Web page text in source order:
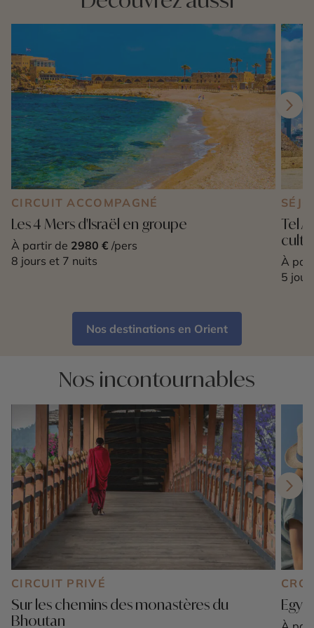
CIRCUIT ACCOMPAGNÉ
Les 4 Mers d'Israël en groupe
À partir de 2980 € /pers
8 jours et 7 nuits
Tel
À
5
Nos destinations en Orient
Nos incontournables
CIRCUIT PRIVÉ
Sur les chemins des monastères du
Bhoutan